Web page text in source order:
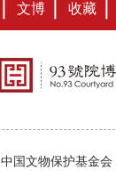
文博 收藏
中国文物保护基金会